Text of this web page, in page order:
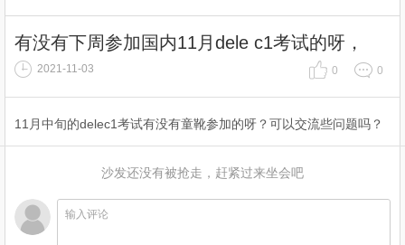
有没有下周参加国内11月dele c1考试的呀，
2021-11-03 0 0
11月中旬的delec1考试有没有童靴参加的呀？可以交流些问题吗？
沙发还没有被抢走，赶紧过来坐会吧